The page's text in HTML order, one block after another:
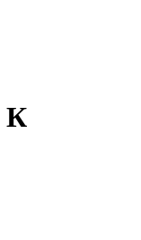
К